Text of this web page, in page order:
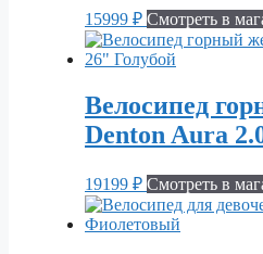
15999 ₽ Смотреть в
Велосипед
Denton Aura
19199 ₽ Смотреть в